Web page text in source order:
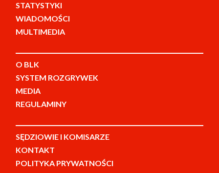
STATYSTYKI
WIADOMOŚCI
MULTIMEDIA
O BLK
SYSTEM ROZGRYWEK
MEDIA
REGULAMINY
SĘDZIOWIE I KOMISARZE
KONTAKT
POLITYKA PRYWATNOŚCI